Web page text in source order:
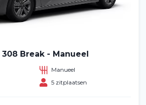
Break - Manueel
Manueel
5 zitplaatsen